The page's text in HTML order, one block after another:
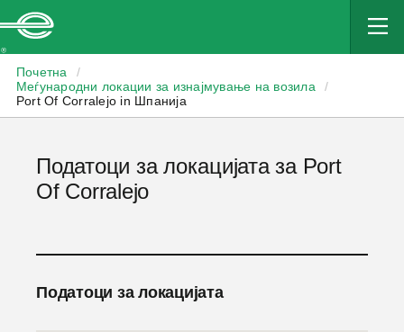
Почетна
/
Меѓународни локации за изнајмување на возила
/
Port Of Corralejo in Шпанија
Податоци за локацијата за Port
Of Corralejo
Податоци за локацијата